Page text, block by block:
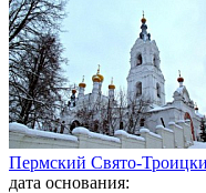
Пермский Свято-
дата основания: